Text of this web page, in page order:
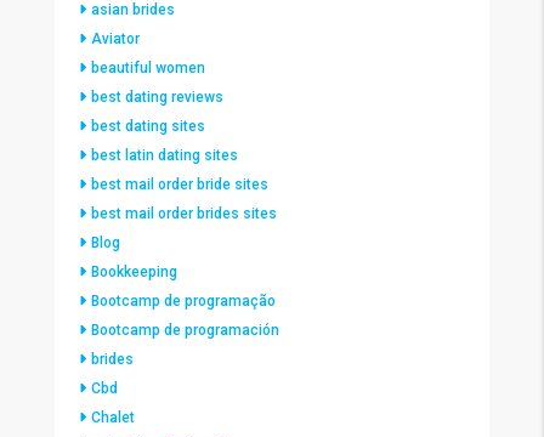
asian brides
Aviator
beautiful women
best dating reviews
best dating sites
best latin dating sites
best mail order bride sites
best mail order brides sites
Blog
Bookkeeping
Bootcamp de programação
Bootcamp de programación
brides
Cbd
Chalet